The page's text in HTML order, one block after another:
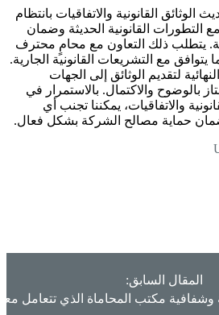
القانونية والاتفاقيات بانتظام
التطورات القانونية الحديثة وضمان
يتطلب ذلك التعاون مع محامٍ محترف
يتوافق مع التشريعات القانونية الجارية.
لتقديم الوثائق إلى الجهات
بالوضوح والاكتمال. بالاستمرار في
والاتفاقيات، يمكننا تجنب أي
حماية مصالح الشركة بشكل فعال.
المقال السابق:
مكتب المحاماة الذي تتعامل